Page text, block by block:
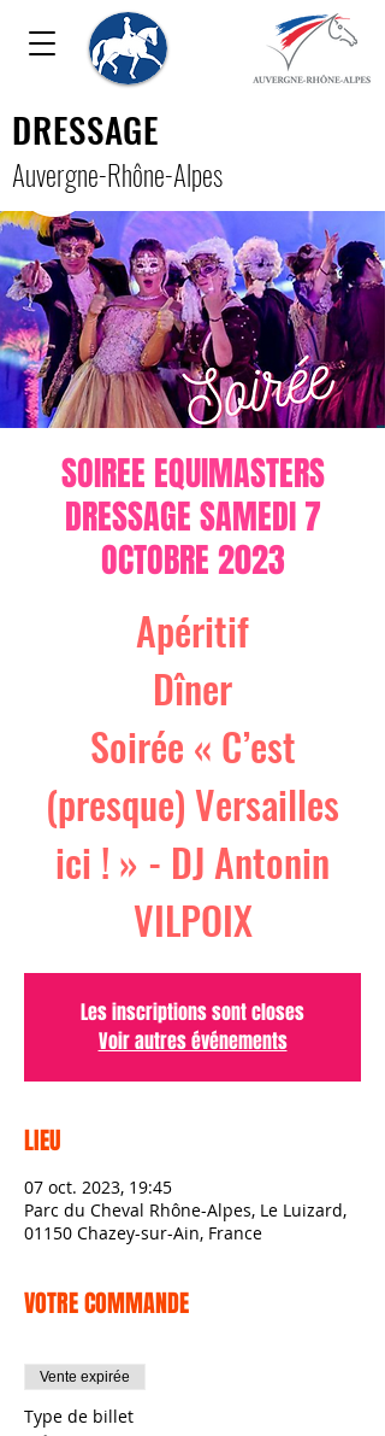
DRESSAGE
Auvergne-Rhône-Alpes
SOIREE EQUIMASTERS
DRESSAGE SAMEDI 7
OCTOBRE 2023
Apéritif
Dîner
Soirée « C’est
(presque) Versailles
ici ! » - DJ Antonin
VILPOIX
Les inscriptions sont closes
Voir autres événements
LIEU
07 oct. 2023, 19:45
Parc du Cheval Rhône-Alpes, Le Luizard,
01150 Chazey-sur-Ain, France
VOTRE COMMANDE
Vente expirée
Type de billet